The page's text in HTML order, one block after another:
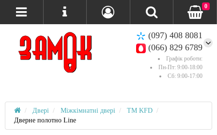
(097) 408 8081
(066) 829 6789
Графік роботи:
Пн-Пт: 9:00-18:00
Сб: 9:00-17:00
0
Двері Міжкімнатні двері
ТМ KFD
Дверне полотно Line